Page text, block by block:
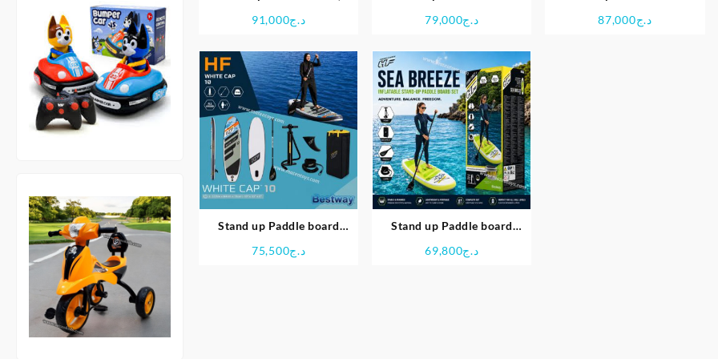
FastBlast Tech – Bestway
د.ج91,000
Ocean Convertible –
د.ج79,000
HURAKAI 10 – Bestway
د.ج87,000
Stand up Paddle board
White Cap – Bestway
د.ج75,500
Stand up Paddle board
Breeze – Bestway
د.ج69,800